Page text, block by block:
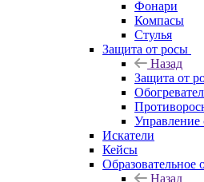
Фонари
Компасы
Стулья
Защита от росы
Назад
Защита от
Управление
Искатели
Кейсы
Образовательное
Назад